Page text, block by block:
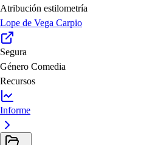
Atribución estilometría
Lope de Vega Carpio
Segura
Género Comedia
Recursos
Informe